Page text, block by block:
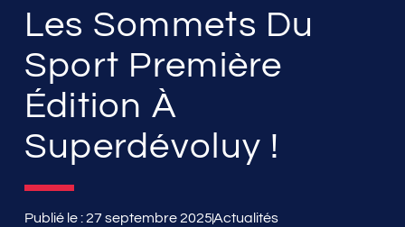
Les Sommets Du
Sport Première
Édition À
Superdévoluy !
Publié le :27 septembre 2025Actualités